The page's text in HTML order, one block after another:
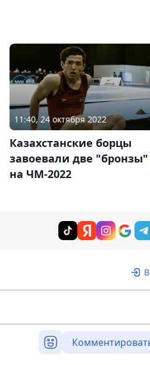
11:40, 24 октября 2022
Казахстанские борцы
завоевали две "бронзы"
на ЧМ-2022